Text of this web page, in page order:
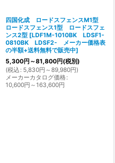
四国化成 ロードスフェンスM1型
ロードスフェンス1型 ロードスフェ
ンス2型 [LDF1M-1010BK LDSF1-
0810BK LDSF2- メーカー価格表
の半額+送料無料で販売中]
5,300円 ～81,800円(税別)
(税込 : 5,830円 ～89,980円)
メーカーカタログ価格:
10,600円 ～163,600円